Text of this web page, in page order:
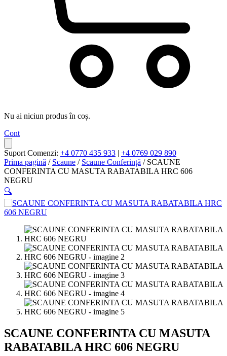
Nu ai niciun produs în coș.
Cont
Suport Comenzi: +4 0770 435 933 | +4 0769 029 890
Prima pagină / Scaune / Scaune Conferință / SCAUNE
CONFERINTA CU MASUTA RABATABILA HRC 606
NEGRU
🔍
SCAUNE CONFERINTA CU MASUTA
RABATABILA HRC 606 NEGRU